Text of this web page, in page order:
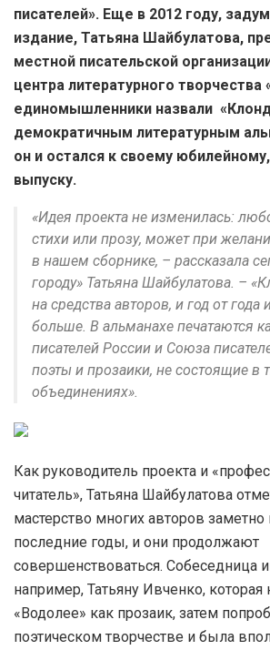
писателей». Еще в 2012 году,
издание, Татьяна Шайбулатова,
местной писательской
центра литературного творчества
единомышленники назвали
демократичным литературным
он и остался к своему
выпуску.
«Идея проекта не изменилась:
стихи или прозу, может при
в нашем сборнике, – рассказала
городу» Татьяна Шайбулатова. –
на средства авторов, и год от года
больше. В альманахе печатаются
писателей России и Союза
поэты и прозаики, не состоящие в
объединениях».
Как руководитель проекта и
читатель», Татьяна Шайбулатова
мастерство многих авторов
последние годы, и они продолжают
совершенствоваться. Собеседница
например, Татьяну Ивченко, которая
«Водолее» как прозаик, затем
поэтическом творчестве и была